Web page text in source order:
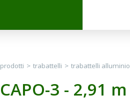
prodotti > trabattelli > trabattelli alluminio
CAPO-3 - 2,91 m